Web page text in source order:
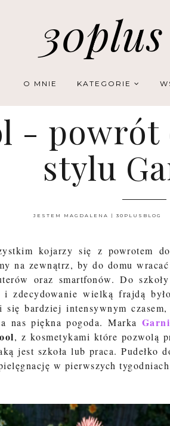
O MNIE KATEGORIE
- powrót
stylu
JESTEM MAGDALENA | 30PLUSBLOG
kojarzy się z powrotem
na zewnątrz, by do domu
oraz smartfonów. Do
zdecydowanie wielką frajdą
bardziej intensywnym
nas piękna pogoda. Marka
, z kosmetykami które pozwolą
jest szkoła lub praca. Pudełko
w pierwszych